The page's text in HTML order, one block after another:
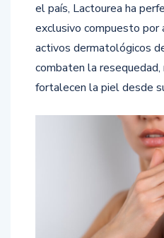
el país, Lactourea ha
exclusivo compuesto por
activos dermatológicos
combaten la
fortalecen la piel desde